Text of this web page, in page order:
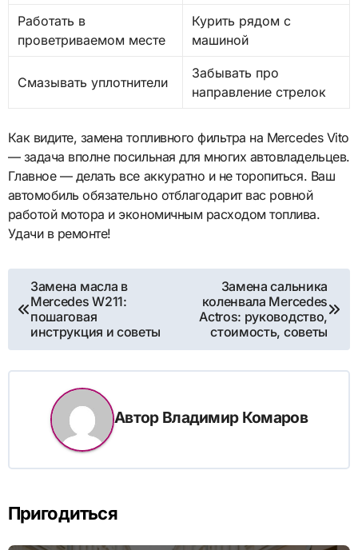
Работать в
проветриваемом месте
Курить рядом с
машиной
Смазывать уплотнители
Забывать про
направление стрелок
Как видите, замена топливного фильтра на Mercedes Vito
— задача вполне посильная для многих автовладельцев.
Главное — делать все аккуратно и не торопиться. Ваш
автомобиль обязательно отблагодарит вас ровной
работой мотора и экономичным расходом топлива.
Удачи в ремонте!
Навигация
по
записям
Замена масла в
Mercedes W211:
пошаговая
инструкция и советы
Замена сальника
коленвала Mercedes
Actros: руководство,
стоимость, советы
Автор Владимир Комаров
Пригодиться